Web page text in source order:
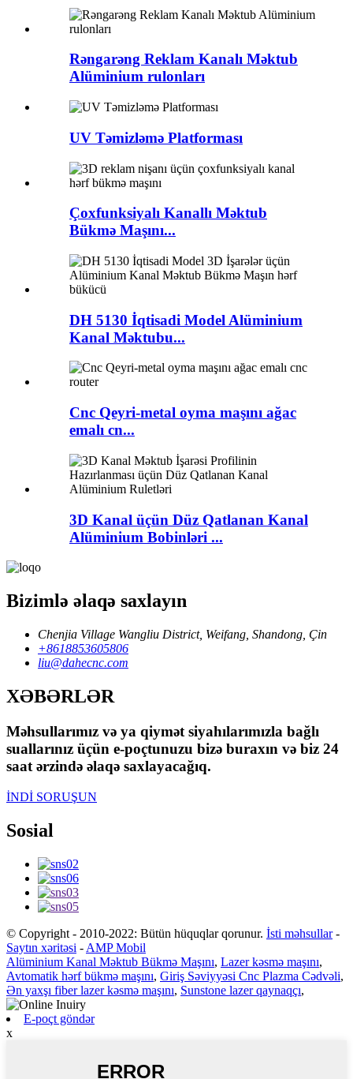
Rəngarəng Reklam Kanalı Məktub
Alüminium rulonları
UV Təmizləmə Platforması
Çoxfunksiyalı Kanallı Məktub
Bükmə Maşını...
DH 5130 İqtisadi Model Alüminium
Kanal Məktubu...
Cnc Qeyri-metal oyma maşını ağac
emalı cn...
3D Kanal üçün Düz Qatlanan Kanal
Alüminium Bobinləri ...
Bizimlə əlaqə saxlayın
Chenjia Village Wangliu District, Weifang, Shandong, Çin
+8618853605806
liu@dahecnc.com
XƏBƏRLƏR
Məhsullarımız və ya qiymət siyahılarımızla bağlı
suallarınız üçün e-poçtunuzu bizə buraxın və biz 24
saat ərzində əlaqə saxlayacağıq.
İNDİ SORUŞUN
Sosial
© Copyright - 2010-2022: Bütün hüquqlar qorunur. İsti məhsullar-
Saytın xəritəsi - AMP Mobil
Alüminium Kanal Məktub Bükmə Maşını, Lazer kəsmə maşını,
Avtomatik hərf bükmə maşını, Giriş Səviyyəsi Cnc Plazma Cədvəli,
Ən yaxşı fiber lazer kəsmə maşını, Sunstone lazer qaynaqçı,
E-poçt göndər
x